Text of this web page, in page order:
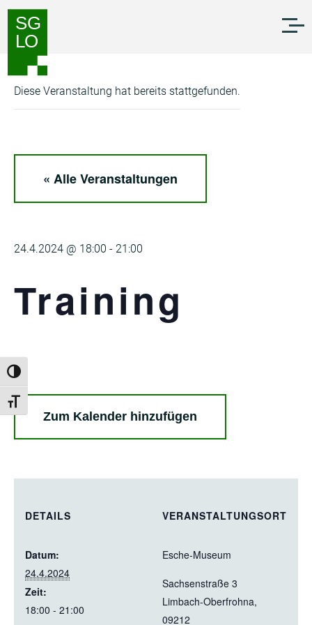
Zum
Inhalt
springen
Zur
Navigation
springen
Umschalten auf hohe Kontraste
Schrift vergrößern
« Alle Veranstaltungen
Diese Veranstaltung hat bereits stattgefunden.
Training
24.4.2024 @ 18:00 - 21:00
Zum Kalender hinzufügen
DETAILS
Datum:
24.4.2024
Zeit:
18:00 - 21:00
VERANSTALTUNGSORT
Esche-Museum
Sachsenstraße 3
Limbach-Oberfrohna,
09212